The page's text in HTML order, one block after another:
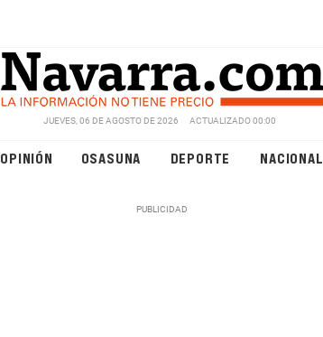
JUEVES, 06 DE AGOSTO DE 2026 ACTUALIZADO 00:00
OPINIÓN OSASUNA DEPORTE NACIONAL